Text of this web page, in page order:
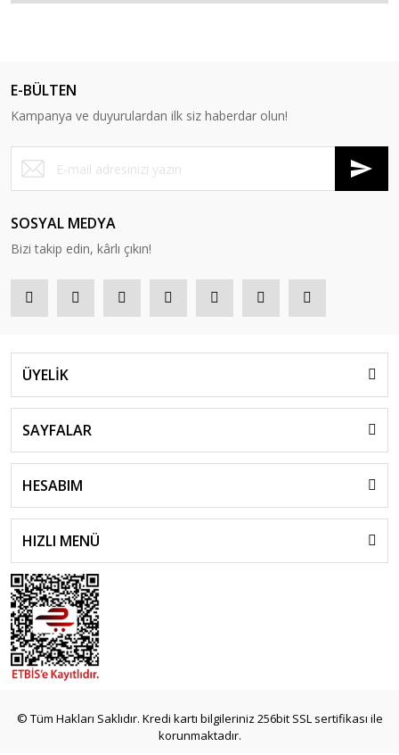
E-BÜLTEN
Kampanya ve duyurulardan ilk siz haberdar olun!
SOSYAL MEDYA
Bizi takip edin, kârlı çıkın!
ÜYELİK
SAYFALAR
HESABIM
HIZLI MENÜ
© Tüm Hakları Saklıdır. Kredi kartı bilgileriniz 256bit SSL sertifikası ile
korunmaktadır.